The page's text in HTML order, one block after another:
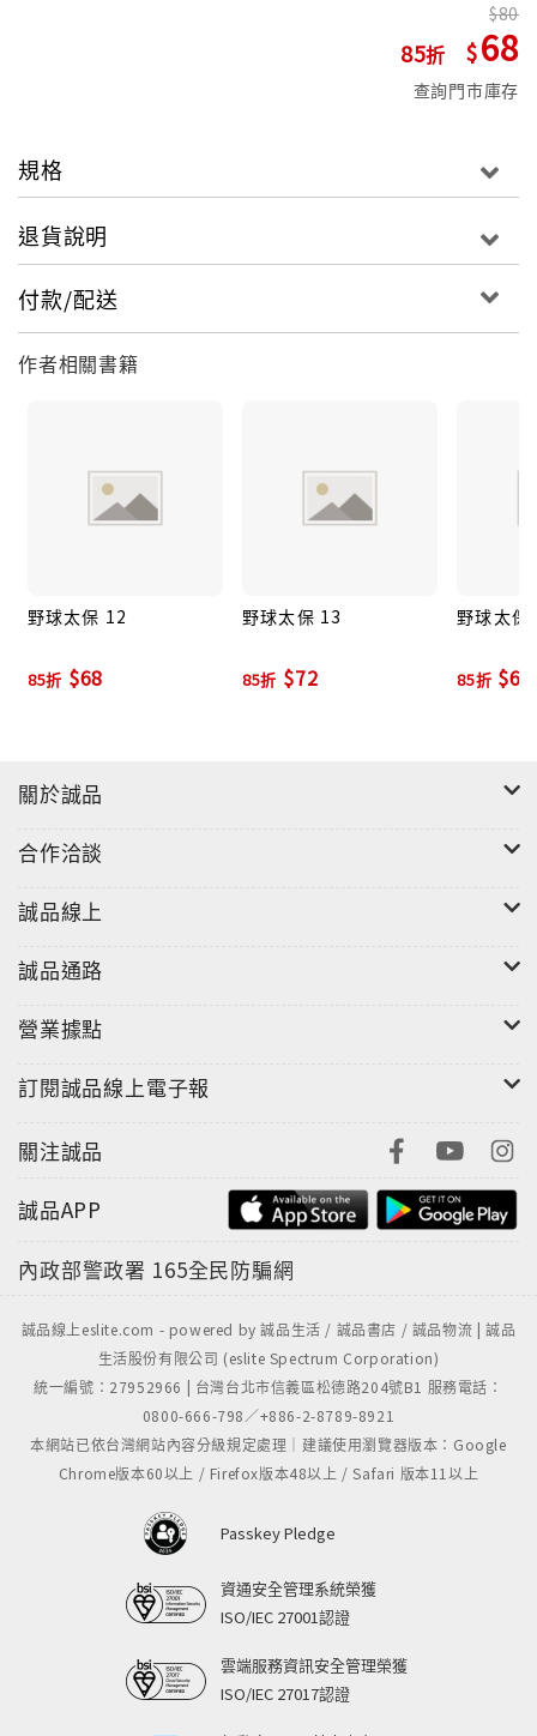
85
80
68
查詢門市庫存
規格
退貨說明
付款/配送
作者相關書籍
野球太保 12
85折 $68
野球太保 13
85折 $72
野球太保
85折 $68
關於誠品
合作洽談
誠品線上
誠品通路
營業據點
訂閱誠品線上電子報
關注誠品
誠品APP
內政部警政署 165全民防騙網
誠品線上eslite.com - powered by 誠品生活 / 誠品書店 / 誠品物流 | 誠品
生活股份有限公司 (eslite Spectrum Corporation)
統一編號：27952966 | 台灣台北市信義區松德路204號B1 服務電話：
0800-666-798／+886-2-8789-8921
本網站已依台灣網站內容分級規定處理｜建議使用瀏覽器版本：Google
Chrome版本60以上 / Firefox版本48以上 / Safari 版本11以上
Passkey Pledge
資通安全管理系統榮獲
ISO/IEC 27001認證
雲端服務資訊安全管理榮獲
ISO/IEC 27017認證